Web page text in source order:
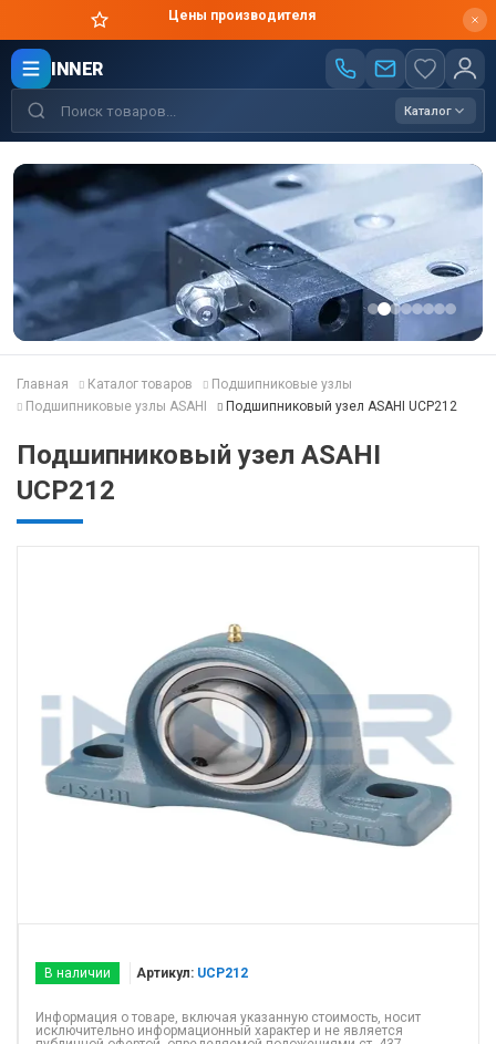
Цены производителя
INNER
Каталог
Главная Каталог товаров
Подшипниковые узлы
Подшипниковые узлы ASAHI
Подшипниковый узел ASAHI UCP212
Подшипниковый узел ASAHI
UCP212
В наличии Артикул: UCP212
Информация о товаре, включая указанную стоимость, носит
исключительно информационный характер и не является